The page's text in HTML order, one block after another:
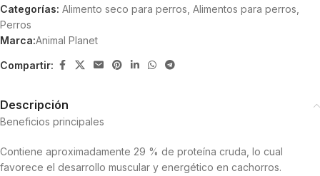
Categorías: Alimento seco para perros Alimentos para perros
Perros
Marca:Animal Planet
Compartir:
Descripción
Beneficios principales
Contiene aproximadamente 29 % de proteína cruda, lo cual
favorece el desarrollo muscular y energético en cachorros.